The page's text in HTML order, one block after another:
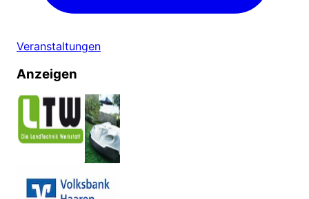
Veranstaltungen
Anzeigen